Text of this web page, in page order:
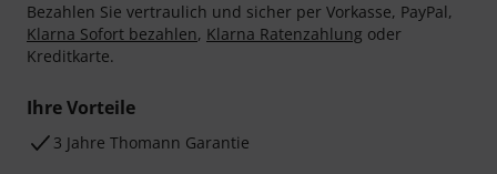
Bezahlen Sie vertraulich und sicher per Vorkasse, PayPal,
Klarna Sofort bezahlen, Klarna Ratenzahlung oder
Kreditkarte.
Ihre Vorteile
3 Jahre Thomann Garantie